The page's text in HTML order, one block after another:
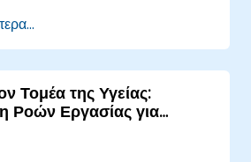
Τομέα της Υγείας:
Ροών Εργασίας για